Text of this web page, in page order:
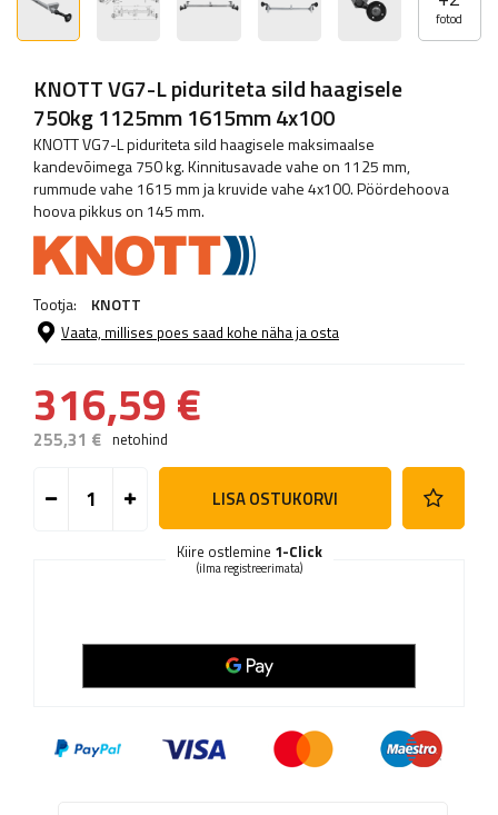
fotod
KNOTT VG7-L piduriteta sild haagisele
750kg 1125mm 1615mm 4x100
KNOTT VG7-L piduriteta sild haagisele maksimaalse
kandevõimega 750 kg. Kinnitusavade vahe on 1125 mm,
rummude vahe 1615 mm ja kruvide vahe 4x100. Pöördehoova
hoova pikkus on 145 mm.
Tootja: KNOTT
Vaata, millises poes saad kohe näha ja osta
316,59 €
255,31 € netohind
LISA OSTUKORVI
Kiire ostlemine 1-Click
(ilma registreerimata)